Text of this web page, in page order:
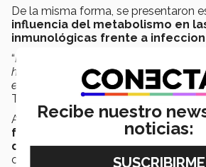
De la misma forma, se presentaron
influencia del metabolismo en
inmunológicas frente a
“La colaboración interinstitucional es
herramienta para transformar el
en soluciones concretas para la salud
Torre.
Además, la alianza contribuye a
formación de nuevos científicos
de la salud, fortaleciendo la
conocimiento en México,
Recibe nuestro
noticias: